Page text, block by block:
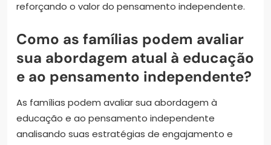
reforçando o valor do pensamento independente.
Como as famílias podem avaliar
sua abordagem atual à educação
e ao pensamento independente?
As famílias podem avaliar sua abordagem à
educação e ao pensamento independente
analisando suas estratégias de engajamento e